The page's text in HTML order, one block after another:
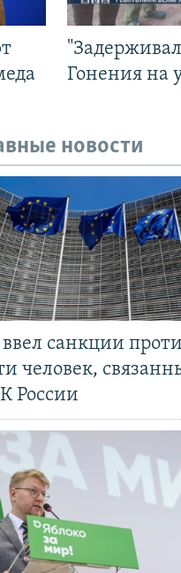
Гонения на
новости
санкции
человек,
России